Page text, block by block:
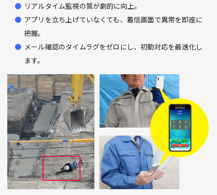
リアルタイム監視の質が劇的に向上。
アプリを立ち上げていなくても、着信画面で異常を即座に
把握。
メール確認のタイムラグをゼロにし、初動対応を最速化し
ます。